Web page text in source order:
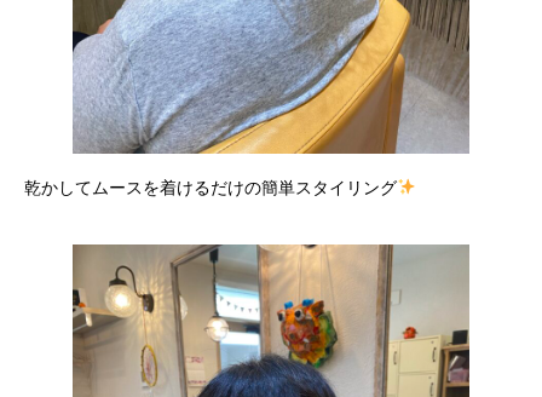
乾かしてムースを着けるだけの簡単スタイリング